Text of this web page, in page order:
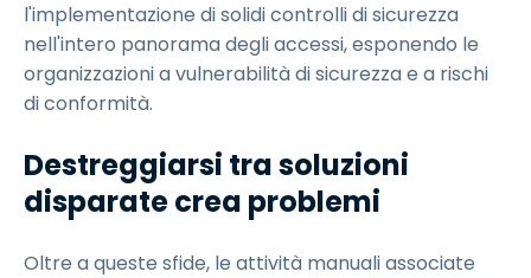
l'implementazione di solidi controlli di sicurezza
nell'intero panorama degli accessi, esponendo le
organizzazioni a vulnerabilità di sicurezza e a rischi
di conformità.
Destreggiarsi tra soluzioni
disparate crea problemi
Oltre a queste sfide, le attività manuali associate